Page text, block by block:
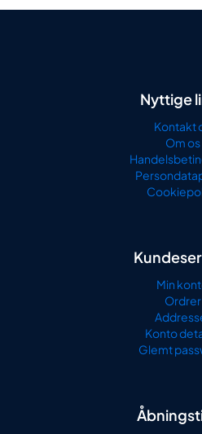
kan
Nyttige
Kontakt
Om os
Min
Ordrer
Konto
Glemt